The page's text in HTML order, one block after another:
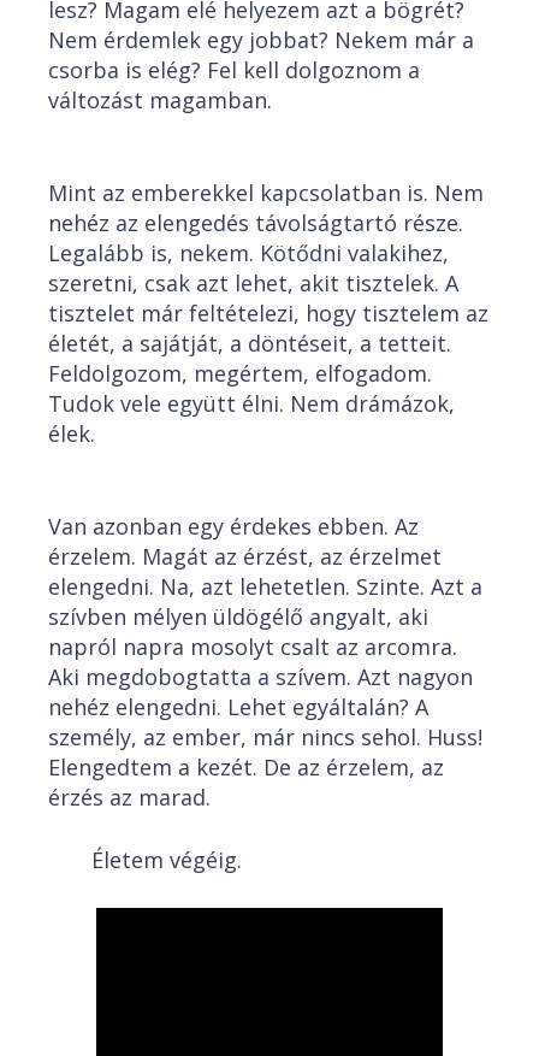
lesz? Magam elé helyezem azt a bögrét?
Nem érdemlek egy jobbat? Nekem már a
csorba is elég? Fel kell dolgoznom a
változást magamban.
Mint az emberekkel kapcsolatban is. Nem
nehéz az elengedés távolságtartó része.
Legalább is, nekem. Kötődni valakihez,
szeretni, csak azt lehet, akit tisztelek. A
tisztelet már feltételezi, hogy tisztelem az
életét, a sajátját, a döntéseit, a tetteit.
Feldolgozom, megértem, elfogadom.
Tudok vele együtt élni. Nem drámázok,
élek.
Van azonban egy érdekes ebben. Az
érzelem. Magát az érzést, az érzelmet
elengedni. Na, azt lehetetlen. Szinte. Azt a
szívben mélyen üldögélő angyalt, aki
napról napra mosolyt csalt az arcomra.
Aki megdobogtatta a szívem. Azt nagyon
nehéz elengedni. Lehet egyáltalán? A
személy, az ember, már nincs sehol. Huss!
Elengedtem a kezét. De az érzelem, az
érzés az marad.
Életem végéig.